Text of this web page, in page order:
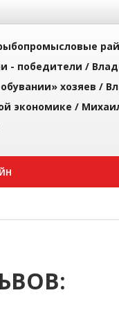
- победители /
хозяев /
экономике /